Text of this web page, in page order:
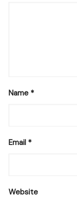
Name *
Email *
Website